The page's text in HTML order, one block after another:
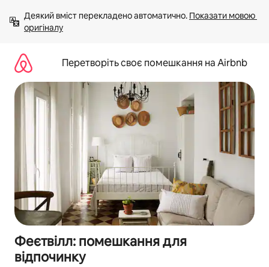
вмісту
Деякий вміст перекладено автоматично. Показати мовою
оригіналу
Перетворіть своє помешкання на Airbnb
Феєтвілл: помешкання для
відпочинку